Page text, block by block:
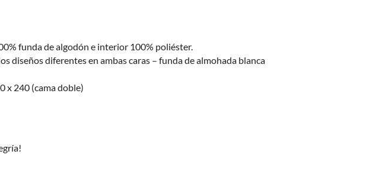
funda de algodón e interior 100% poliéster.
diseños diferentes en ambas caras – funda de almohada blanca
x 240 (cama doble)